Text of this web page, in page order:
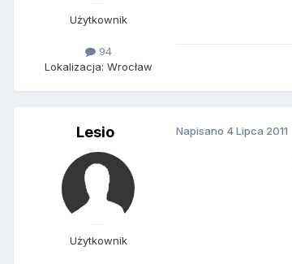
Użytkownik
94
Lokalizacja: Wrocław
Lesio
Użytkownik
Napisano 4 Lipca 2011